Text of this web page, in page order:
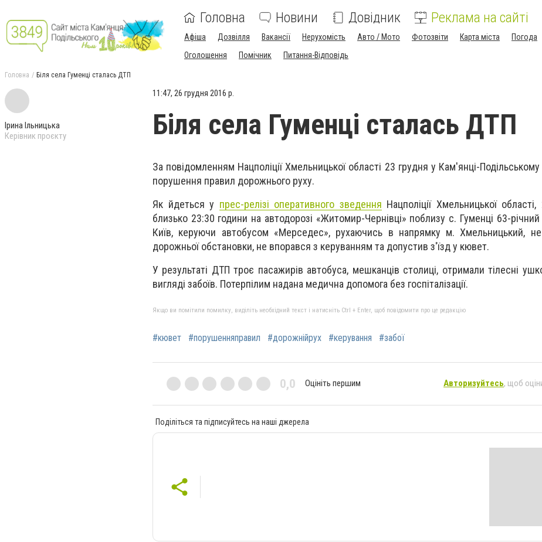
Головна Новини Довідник Реклама на сайті
Афіша Дозвілля Вакансії Нерухомість Авто / Мото Фотозвіти Карта міста Погода
Оголошення
Помічник Питання-Відповідь
Головна Біля села Гуменці сталась ДТП
Ірина Ільницька
Керівник проєкту
11:47, 26 грудня 2016 р.
Біля села Гуменці сталась ДТП
За повідомленням Нацполіції Хмельницької області 23 грудня у Кам'янці-
порушення правил дорожнього руху.
Як йдеться у прес-релізі оперативного зведення Нацполіції Хмельницької
близько 23:30 години на автодорозі «Житомир-Чернівці» поблизу с. Гуменці 63-
Київ, керуючи автобусом «Мерседес», рухаючись в напрямку м. Хмельницький, не
дорожньої обстановки, не впорався з керуванням та допустив з'їзд у кювет.
У результаті ДТП троє пасажирів автобуса, мешканців столиці, отримали тілесні
вигляді забоїв. Потерпілим надана медична допомога без госпіталізації.
Якщо ви помітили помилку, виділіть необхідний текст і натисніть Ctrl + Enter, щоб повідомити про це редакцію
#кювет #порушенняправил #дорожнійрух #керування #забої
0,0 Оцініть першим Авторизуйтесь, щоб
Поділіться та підписуйтесь на наші джерела